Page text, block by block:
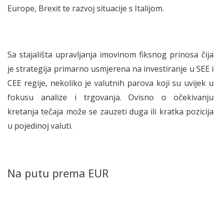
Europe, Brexit te razvoj situacije s Italijom.
Sa stajališta upravljanja imovinom fiksnog prinosa čija
je strategija primarno usmjerena na investiranje u SEE i
CEE regije, nekoliko je valutnih parova koji su uvijek u
fokusu analize i trgovanja. Ovisno o očekivanju
kretanja tečaja može se zauzeti duga ili kratka pozicija
u pojedinoj valuti.
Na putu prema EUR